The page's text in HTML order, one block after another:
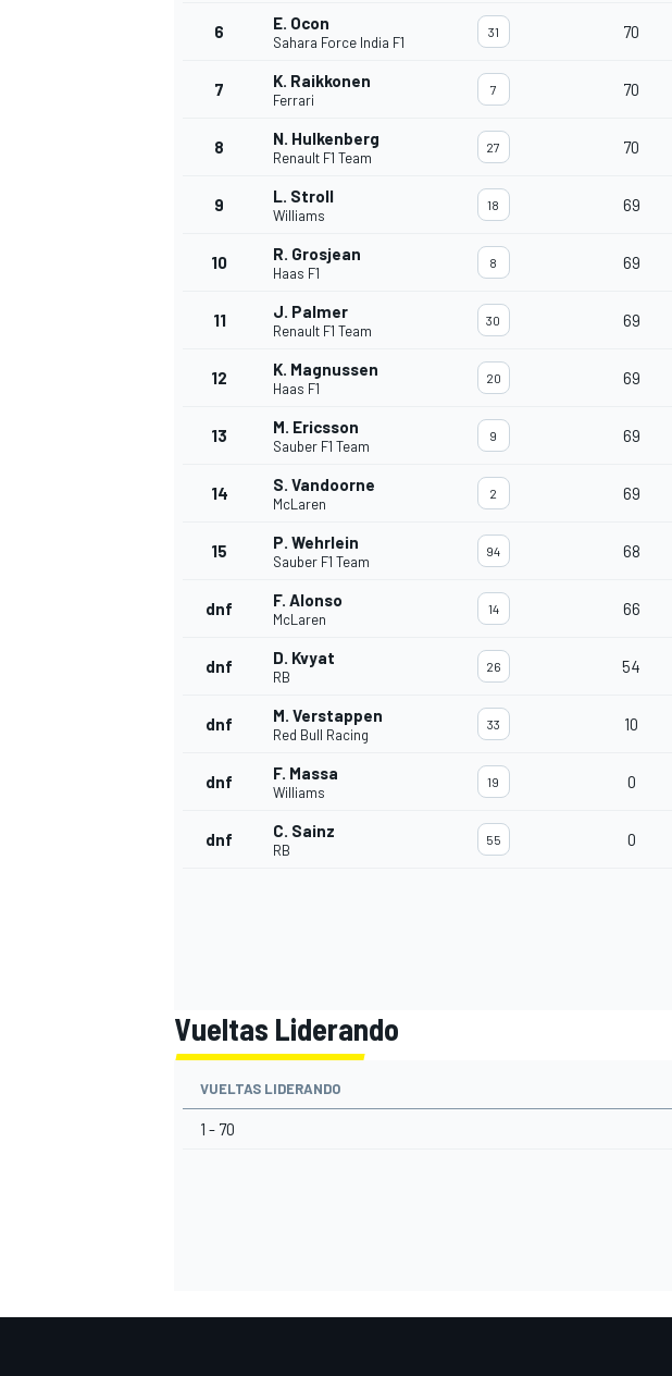
FÓRMULA E
6 E. Ocon
Sahara Force India F1
31 70
7 K. Raikkonen
Ferrari
7 70
8 N. Hulkenberg
Renault F1 Team
27 70
9 L. Stroll
Williams
18 69
10 R. Grosjean
Haas F1
8 69
11 J. Palmer
Renault F1 Team
30 69
12 K. Magnussen
Haas F1
20 69
13 M. Ericsson
Sauber F1 Team
9 69
14 S. Vandoorne
McLaren
2 69
15 P. Wehrlein
Sauber F1 Team
94 68
dnf F. Alonso
McLaren
14 66
dnf D. Kvyat
RB
26 54
dnf M. Verstappen
Red Bull Racing
33 10
dnf F. Massa
Williams
19 0
dnf C. Sainz
RB
55 0
Vueltas Liderando
VUELTAS LIDERANDO
1 - 70